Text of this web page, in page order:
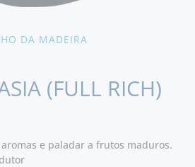
DA MADEIRA
(FULL RICH)
e paladar a frutos maduros.